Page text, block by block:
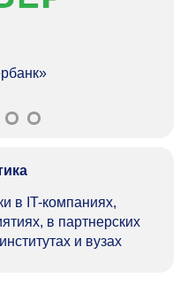
в IT-компаниях,
в партнерских
и вузах